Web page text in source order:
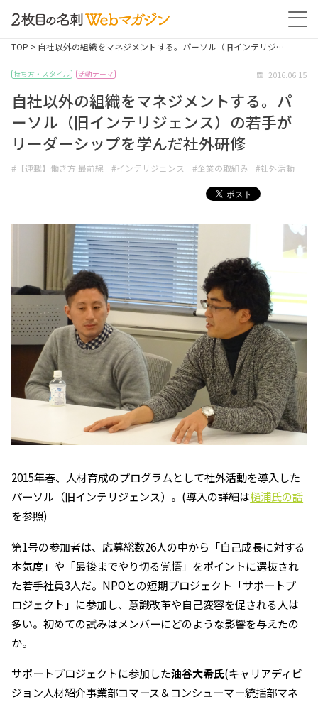
TOP > 自社以外の組織をマネジメントする。パーソル（旧インテリジ…
持ち方・スタイル 活動テーマ 2016.06.15
自社以外の組織をマネジメントする。パ
ーソル（旧インテリジェンス）の若手が
リーダーシップを学んだ社外研修
#【連載】働き方 最前線 #インテリジェンス #企業の取組み #社外活動
2015年春、人材育成のプログラムとして社外活動を導入した
パーソル（旧インテリジェンス）。(導入の詳細は樋浦氏の話
を参照)
第1号の参加者は、応募総数26人の中から「自己成長に対する
本気度」や「最後までやり切る覚悟」をポイントに選抜され
た若手社員3人だ。NPOとの短期プロジェクト「サポートプ
ロジェクト」に参加し、意識改革や自己変容を促される人は
多い。初めての試みはメンバーにどのような影響を与えたの
か。
サポートプロジェクトに参加した油谷大希氏(キャリアディビ
ジョン人材紹介事業部コマース＆コンシューマー統括部マネ